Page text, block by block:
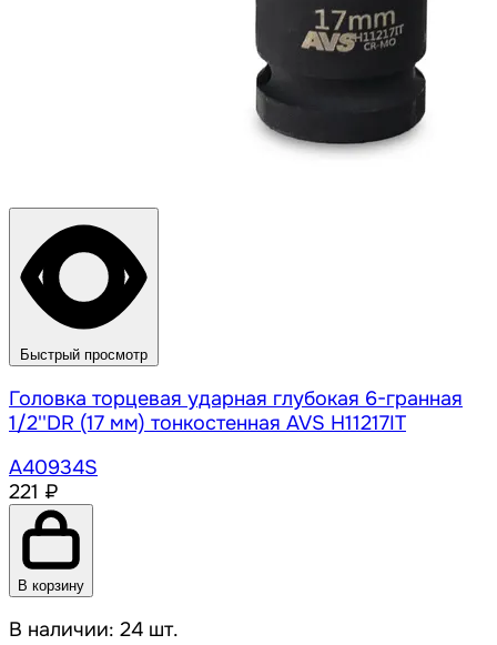
Быстрый просмотр
Головка торцевая ударная глубокая 6-гранная
1/2''DR (17 мм) тонкостенная AVS H11217IT
A40934S
221 ₽
В корзину
В наличии: 24 шт.